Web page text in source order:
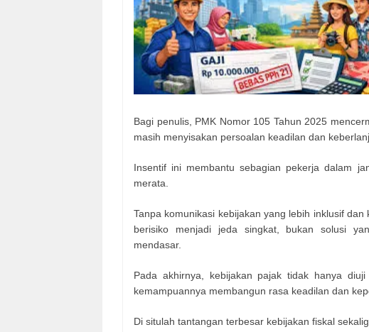
Bagi penulis, PMK Nomor 105 Tahun 2025
masih menyisakan persoalan keadilan dan
Insentif ini membantu sebagian pekerja dalam
merata.
Tanpa komunikasi kebijakan yang lebih inklusif
berisiko menjadi jeda singkat, bukan solusi
mendasar.
Pada akhirnya, kebijakan pajak tidak hanya
kemampuannya membangun rasa keadilan dan
Di situlah tantangan terbesar kebijakan fiskal